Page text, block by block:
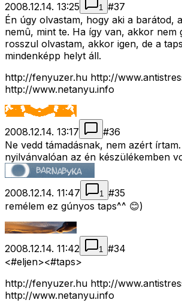
2008.12.14. 13:25 1 #37
Én úgy olvastam, hogy aki a barátod,
nemû, mint te. Ha így van, akkor nem
rosszul olvastam, akkor igen, de a
mindenképp helyt áll.
http://fenyuzer.hu http://
http://www.netanyu.info
2008.12.14. 13:17 #36
Ne vedd támadásnak, nem azért
nyilvánvalóan az én készülékemben
2008.12.14. 11:47 1 #35
remélem ez gúnyos taps^^ 😊)
2008.12.14. 11:42 1 #34
<#eljen><#taps>
http://fenyuzer.hu http://
http://www.netanyu.info